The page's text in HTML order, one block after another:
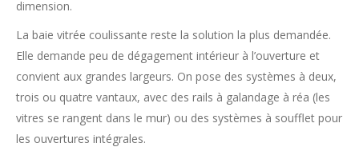
dimension.
La baie vitrée coulissante reste la solution la plus demandée.
Elle demande peu de dégagement intérieur à l’ouverture et
convient aux grandes largeurs. On pose des systèmes à deux,
trois ou quatre vantaux, avec des rails à galandage à réa (les
vitres se rangent dans le mur) ou des systèmes à soufflet pour
les ouvertures intégrales.